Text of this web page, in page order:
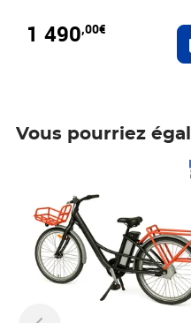
1 490,00€
Vous pourriez